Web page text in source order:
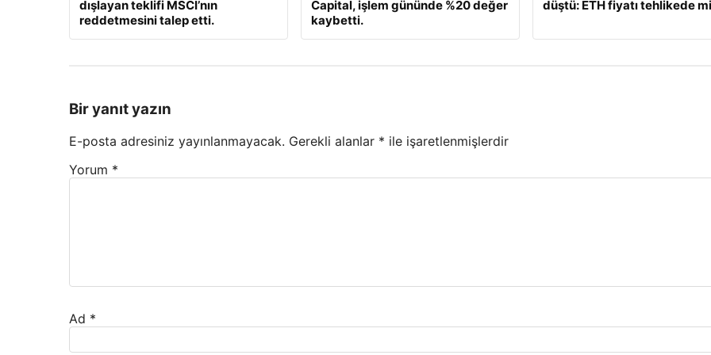
dışlayan teklifi MSCI’nın
reddetmesini talep etti.
Capital, işlem gününde %20 değer
kaybetti.
düştü: ETH fiyatı tehlikede
Bir yanıt yazın
E-posta adresiniz yayınlanmayacak. Gerekli alanlar * ile işaretlenmişlerdir
Yorum *
Ad *